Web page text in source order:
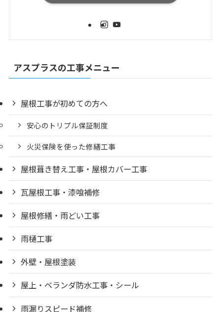
アスプラスの工事メニュー
屋根工事が初めての方へ
安心のトリプル保証制度
火災保険を使った修繕工事
屋根葺き替え工事・屋根カバー工事
瓦屋根工事・漆喰補修
屋根修繕・雨どい工事
雨樋工事
外壁・屋根塗装
屋上・ベランダ防水工事・シール
雨漏りスピード補修